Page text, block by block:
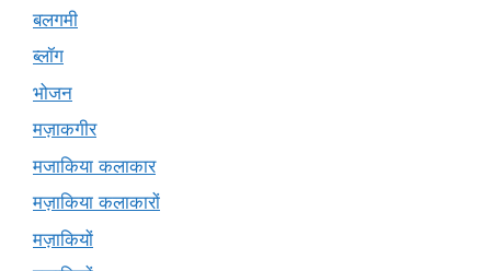
बलगमी
ब्लॉग
भोजन
मज़ाकगीर
मजाकिया कलाकार
मज़ाकिया कलाकारों
मज़ाकियों